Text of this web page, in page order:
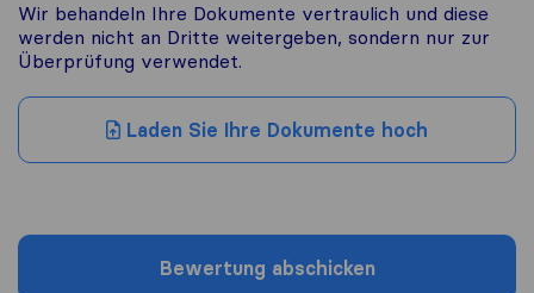
Wir behandeln Ihre Dokumente vertraulich und diese
werden nicht an Dritte weitergeben, sondern nur zur
Überprüfung verwendet.
Laden Sie Ihre Dokumente hoch
Bewertung abschicken